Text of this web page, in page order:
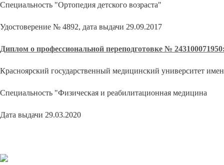
Специальность "Ортопедия детского возраста"
Удостоверение № 4892, дата выдачи 29.09.2017
Диплом о профессиональной переподготовке №
Красноярский государственный медицинский университет
Специальность "Физическая и реабилитационная медицина
Дата выдачи 29.03.2020